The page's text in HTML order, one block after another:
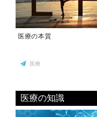
医療の本質
医療
医療の知識